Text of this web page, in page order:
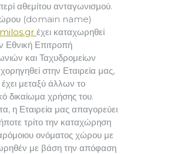
αθεμίτου ανταγωνισμού.
(domain name)
έχει καταχωρηθεί
Εθνική Επιτροπή
και Ταχυδρομείων
στην Εταιρεία μας,
έχει μεταξύ άλλων το
δικαίωμα χρήσης του.
η Εταιρεία μας απαγορεύει
τρίτο την καταχώρηση
ονόματος χώρου με
με βάση την απόφαση